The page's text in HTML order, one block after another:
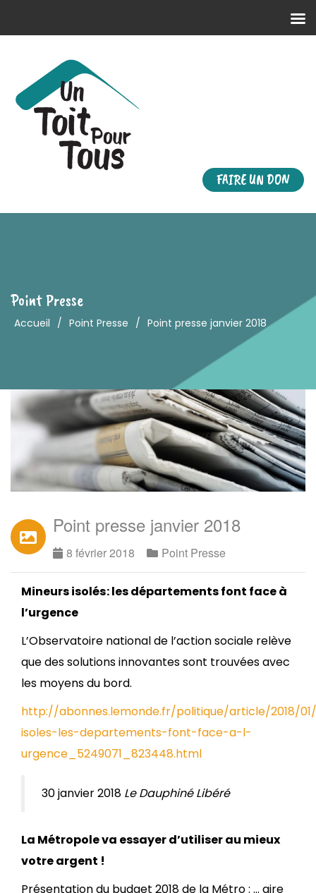
FAIRE UN DON
Point Presse
Accueil / Point Presse / Point presse janvier 2018
Point presse janvier 2018
8 février 2018 Point Presse
Mineurs isolés : les départements font face à
l’urgence
L’Observatoire national de l’action sociale relève
que des solutions innovantes sont trouvées avec
les moyens du bord.
http://abonnes.lemonde.fr/politique/article/2018/
isoles-les-departements-font-face-a-l-
urgence_5249071_823448.html
30 janvier 2018 Le Dauphiné Libéré
La Métropole va essayer d’utiliser au mieux
votre argent !
Présentation du budget 2018 de la Métro : … aire